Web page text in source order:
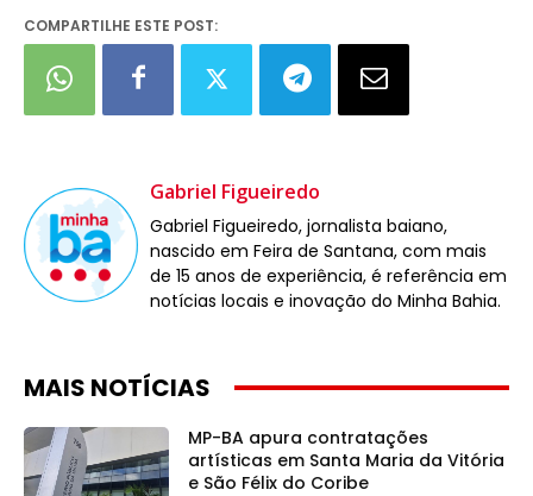
COMPARTILHE ESTE POST:
Gabriel Figueiredo
Gabriel Figueiredo, jornalista baiano,
nascido em Feira de Santana, com mais
de 15 anos de experiência, é referência em
notícias locais e inovação do Minha Bahia.
MAIS NOTÍCIAS
MP-BA apura contratações
artísticas em Santa Maria da Vitória
e São Félix do Coribe